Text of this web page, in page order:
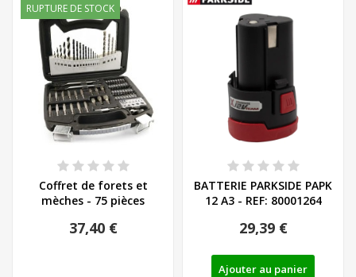
RUPTURE DE STOCK
Coffret de forets et
mèches - 75 pièces
37,40 €
BATTERIE PARKSIDE PAPK
12 A3 - REF: 80001264
29,39 €
Ajouter au panier